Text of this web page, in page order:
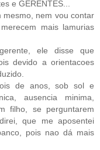
e GERENTES...
nem vou contar
mais lamurias
ele disse que
devido a orientacoes
de anos, sob sol e
ausencia minima,
filho, se perguntarem
que me aposentei
pois nao dá mais